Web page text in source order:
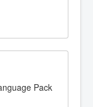
Pack